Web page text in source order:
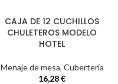
CAJA DE 12 CUCHILLOS
CHULETEROS MODELO
HOTEL
Menaje de mesa, Cubertería
16,28€